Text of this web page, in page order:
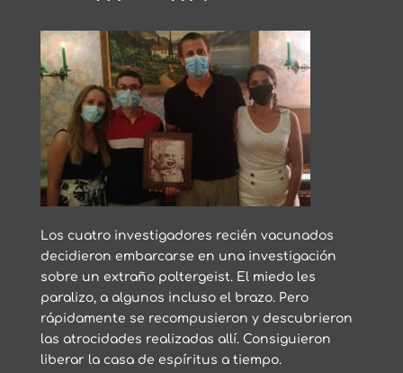
Los cuatro investigadores recién vacunados
decidieron embarcarse en una investigación
sobre un extraño poltergeist. El miedo les
paralizo, a algunos incluso el brazo. Pero
rápidamente se recompusieron y descubrieron
las atrocidades realizadas allí. Consiguieron
liberar la casa de espíritus a tiempo.